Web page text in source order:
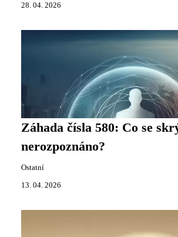
28. 04. 2026
Záhada čísla 580: Co se
nerozpoznáno?
Ostatní
13. 04. 2026